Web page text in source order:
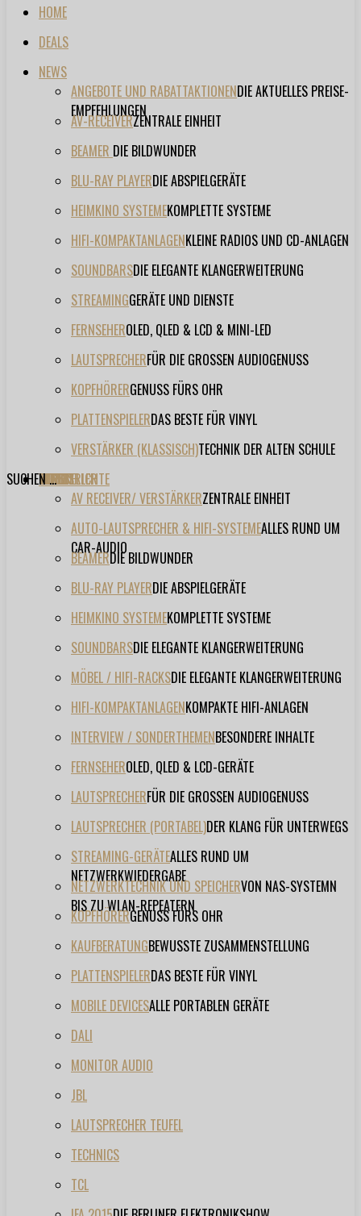
HOME
DEALS
NEWS
ANGEBOTE UND RABATTAKTIONENDIE AKTUELLES PREISE-
EMPFEHLUNGEN
AV-RECEIVERZENTRALE EINHEIT
BEAMER DIE BILDWUNDER
BLU-RAY PLAYERDIE ABSPIELGERÄTE
HEIMKINO SYSTEMEKOMPLETTE SYSTEME
HIFI-KOMPAKTANLAGENKLEINE RADIOS UND CD-ANLAGEN
SOUNDBARSDIE ELEGANTE KLANGERWEITERUNG
STREAMINGGERÄTE UND DIENSTE
FERNSEHEROLED, QLED & LCD & MINI-LED
LAUTSPRECHERFÜR DIE GROSSEN AUDIOGENUSS
KOPFHÖRERGENUSS FÜRS OHR
PLATTENSPIELERDAS BESTE FÜR VINYL
VERSTÄRKER (KLASSISCH)TECHNIK DER ALTEN SCHULE
TESTBERICHTE
AV RECEIVER/ VERSTÄRKERZENTRALE EINHEIT
AUTO-LAUTSPRECHER & HIFI-SYSTEMEALLES RUND UM
CAR-AUDIO
BEAMERDIE BILDWUNDER
BLU-RAY PLAYERDIE ABSPIELGERÄTE
HEIMKINO SYSTEMEKOMPLETTE SYSTEME
SOUNDBARSDIE ELEGANTE KLANGERWEITERUNG
MÖBEL / HIFI-RACKSDIE ELEGANTE KLANGERWEITERUNG
HIFI-KOMPAKTANLAGENKOMPAKTE HIFI-ANLAGEN
INTERVIEW / SONDERTHEMENBESONDERE INHALTE
FERNSEHEROLED, QLED & LCD-GERÄTE
LAUTSPRECHERFÜR DIE GROSSEN AUDIOGENUSS
LAUTSPRECHER (PORTABEL)DER KLANG FÜR UNTERWEGS
STREAMING-GERÄTEALLES RUND UM
NETZWERKWIEDERGABE
NETZWERKTECHNIK UND SPEICHERVON NAS-SYSTEMN
BIS ZU WLAN-REPEATERN
KOPFHÖRERGENUSS FÜRS OHR
KAUFBERATUNGBEWUSSTE ZUSAMMENSTELLUNG
PLATTENSPIELERDAS BESTE FÜR VINYL
MOBILE DEVICESALLE PORTABLEN GERÄTE
FORUM
FILME
VIDEOS
HERSTELLER
DALI
MONITOR AUDIO
JBL
LAUTSPRECHER TEUFEL
TECHNICS
TCL
EVENT
SUCHEN ...